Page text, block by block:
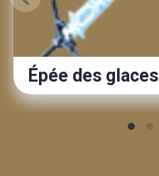
Épée des glaces